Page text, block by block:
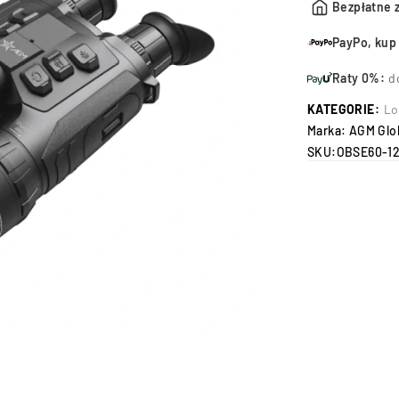
Bezpłatne
PayPo,
Raty 0%:
KATEGORIE:
Marka: AGM
SKU:OBSE60-